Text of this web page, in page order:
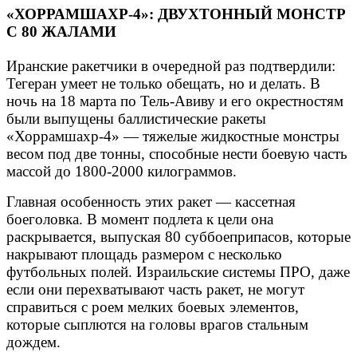
«ХОРРАМШАХР-4»: ДВУХТОННЫЙ МОНСТР
С 80 ЖАЛАМИ
Иранские ракетчики в очередной раз подтвердили:
Тегеран умеет не только обещать, но и делать. В
ночь на 18 марта по Тель-Авиву и его окрестностям
были выпущены баллистические ракеты
«Хоррамшахр-4» — тяжелые жидкостные монстры
весом под две тонны, способные нести боевую часть
массой до 1800-2000 килограммов.
Главная особенность этих ракет — кассетная
боеголовка. В момент подлета к цели она
раскрывается, выпуская 80 суббоеприпасов, которые
накрывают площадь размером с несколько
футбольных полей. Израильские системы ПРО, даже
если они перехватывают часть ракет, не могут
справиться с роем мелких боевых элементов,
которые сыплются на головы врагов стальным
дождем.